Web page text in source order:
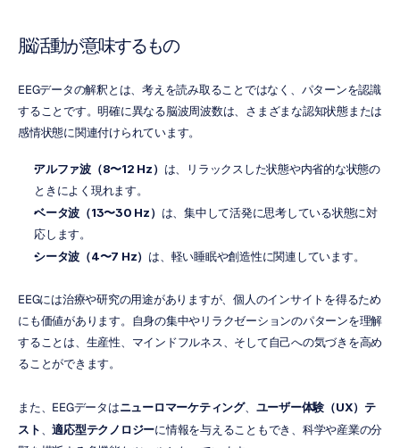
脳活動が意味するもの
EEGデータの解釈とは、考えを読み取ることではなく、パターンを認識
することです。明確に異なる脳波周波数は、さまざまな認知状態または
感情状態に関連付けられています。
アルファ波（8〜12 Hz） は、リラックスした状態や内省的な状態の
ときによく現れます。
ベータ波（13〜30 Hz） は、集中して活発に思考している状態に対
応します。
シータ波（4〜7 Hz） は、軽い睡眠や創造性に関連しています。
EEGには治療や研究の用途がありますが、個人のインサイトを得るため
にも価値があります。自身の集中やリラクゼーションのパターンを理解
することは、生産性、マインドフルネス、そして自己への気づきを高め
ることができます。
また、EEGデータはニューロマーケティング、 ユーザー体験（UX）テ
スト、適応型テクノロジーに情報を与えることもでき、科学や産業の分